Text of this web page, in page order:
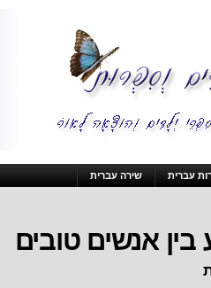
עברית שירה עברית
אנשים טובים